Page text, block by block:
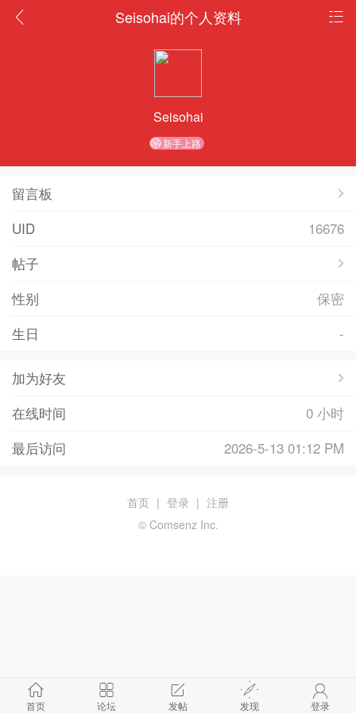
Seisohai的个人资料
Seisohai
新手上路
留言板
UID
16676
帖子
性别
保密
生日
-
加为好友
在线时间
0 小时
最后访问
2026-5-13 01:12 PM
首页 论坛 发帖 发现 登录
首页 | 登录 | 注册
© Comsenz Inc.